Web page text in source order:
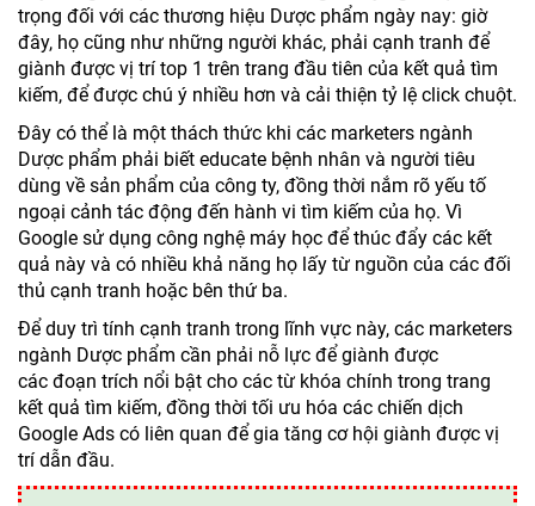
trọng đối với các thương hiệu Dược phẩm ngày nay: giờ
đây, họ cũng như những người khác, phải cạnh tranh để
giành được vị trí top 1 trên trang đầu tiên của kết quả tìm
kiếm, để được chú ý nhiều hơn và cải thiện tỷ lệ click chuột.
Đây có thể là một thách thức khi các marketers ngành
Dược phẩm phải biết educate bệnh nhân và người tiêu
dùng về sản phẩm của công ty, đồng thời nắm rõ yếu tố
ngoại cảnh tác động đến hành vi tìm kiếm của họ. Vì
Google sử dụng công nghệ máy học để thúc đẩy các kết
quả này và có nhiều khả năng họ lấy từ nguồn của các đối
thủ cạnh tranh hoặc bên thứ ba.
Để duy trì tính cạnh tranh trong lĩnh vực này, các marketers
ngành Dược phẩm cần phải nỗ lực để giành được
các đoạn trích nổi bật cho các từ khóa chính trong trang
kết quả tìm kiếm, đồng thời tối ưu hóa các chiến dịch
Google Ads có liên quan để gia tăng cơ hội giành được vị
trí dẫn đầu.